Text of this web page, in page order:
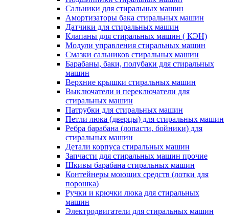
Сальники для стиральных машин
Амортизаторы бака стиральных машин
Датчики для стиральных машин
Клапаны для стиральных машин ( КЭН)
Модули управления стиральных машин
Смазки сальников стиральных машин
Барабаны, баки, полубаки для стиральных
машин
Верхние крышки стиральных машин
Выключатели и переключатели для
стиральных машин
Патрубки для стиральных машин
Петли люка (дверцы) для стиральных машин
Ребра барабана (лопасти, бойники) для
стиральных машин
Детали корпуса стиральных машин
Запчасти для стиральных машин прочие
Шкивы барабана стиральных машин
Контейнеры моющих средств (лотки для
порошка)
Ручки и крючки люка для стиральных
машин
Электродвигатели для стиральных машин